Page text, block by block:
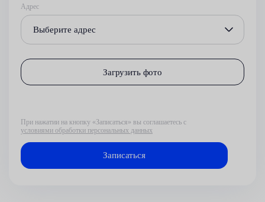
Адрес
Выберите адрес
Загрузить фото
При нажатии на кнопку «Записаться» вы соглашаетесь с
условиями обработки персональных данных